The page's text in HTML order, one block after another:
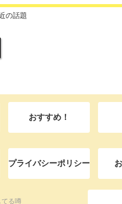
の話題
おすすめ！
プライバシーポリシー
てる噂